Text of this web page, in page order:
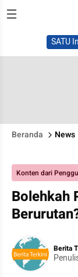
SATU
Beranda News
Konten dari
Bolehkah
Berita